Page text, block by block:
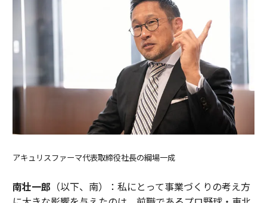
アキュリスファーマ代表取締役社長の綱場一成
南壮一郎 （以下、南）：私にとって事業づくりの考え方